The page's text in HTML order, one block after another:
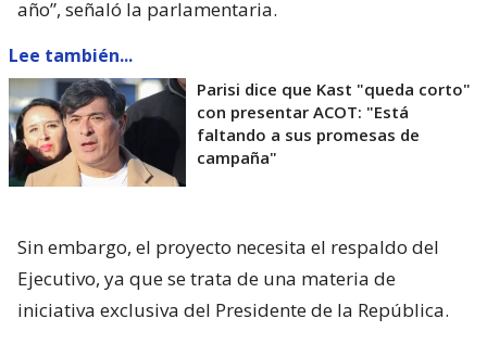
año”, señaló la parlamentaria.
Lee también...
Parisi dice que Kast "queda corto"
con presentar ACOT: "Está
faltando a sus promesas de
campaña"
Sin embargo, el proyecto necesita el respaldo del
Ejecutivo, ya que se trata de una materia de
iniciativa exclusiva del Presidente de la República.